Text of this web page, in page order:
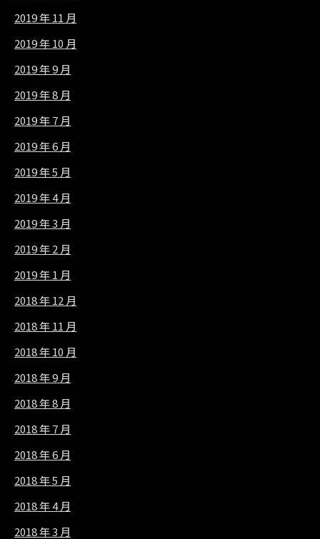
2019 年 11 月
2019 年 10 月
2019 年 9 月
2019 年 8 月
2019 年 7 月
2019 年 6 月
2019 年 5 月
2019 年 4 月
2019 年 3 月
2019 年 2 月
2019 年 1 月
2018 年 12 月
2018 年 11 月
2018 年 10 月
2018 年 9 月
2018 年 8 月
2018 年 7 月
2018 年 6 月
2018 年 5 月
2018 年 4 月
2018 年 3 月